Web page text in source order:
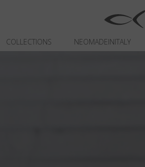
COLLECTIONS NEOMADEINITALY